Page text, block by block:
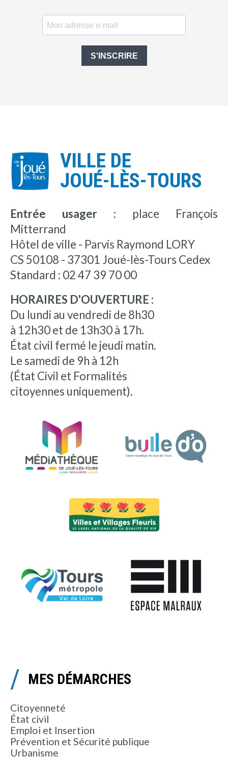
S'INSCRIRE
VILLE DE
JOUÉ-LÈS-TOURS
Entrée usager : place François
Mitterrand
Hôtel de ville - Parvis Raymond LORY
CS 50108 - 37301 Joué-lès-Tours Cedex
Standard : 02 47 39 70 00
HORAIRES D'OUVERTURE :
Du lundi au vendredi de 8h30
à 12h30 et de 13h30 à 17h.
État civil fermé le jeudi matin.
Le samedi de 9h à 12h
(État Civil et Formalités
citoyennes uniquement).
MES DÉMARCHES
Citoyenneté
État civil
Emploi et Insertion
Prévention et Sécurité publique
Urbanisme